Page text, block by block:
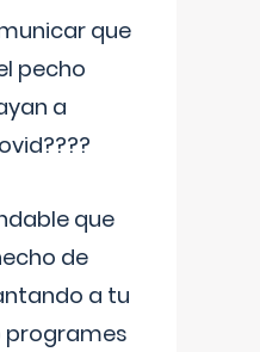
que
pecho
a
que
de
a tu
programes